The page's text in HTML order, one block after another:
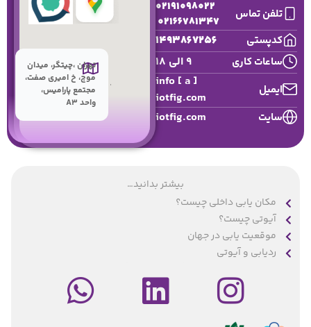
تلفن تماس
02191098022
02166781347
کدپستی
1493867256
ساعات کاری 9 الی 18
ایمیل
info [ a ]
iotfig.com
سایت iotfig.com
تهران ،چیتگر، میدان
موج، خ امیری صفت،
مجتمع پارامیس،
واحد A3
بیشتر بدانید…
مکان یابی داخلی چیست؟
آیوتی چیست؟
موقعیت یابی در جهان
ردیابی و آیوتی